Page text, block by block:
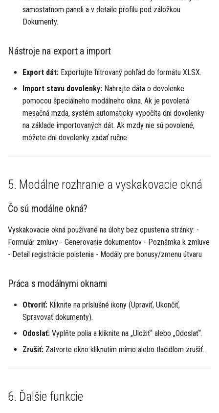
samostatnom paneli a v detaile profilu pod záložkou
Dokumenty.
Nástroje na export a import
Export dát: Exportujte filtrovaný pohľad do formátu XLSX.
Import stavu dovolenky: Nahrajte dáta o dovolenke
pomocou špeciálneho modálneho okna. Ak je povolená
mesačná mzda, systém automaticky vypočíta dni dovolenky
na základe importovaných dát. Ak mzdy nie sú povolené,
môžete dni dovolenky zadať ručne.
5. Modálne rozhranie a vyskakovacie okná
Čo sú modálne okná?
Vyskakovacie okná používané na úlohy bez opustenia stránky: -
Formulár zmluvy - Generovanie dokumentov - Poznámka k zmluve
- Detail registrácie poistenia - Modály pre bonusy/zmenu útvaru
Práca s modálnymi oknami
Otvoriť: Kliknite na príslušné ikony (Upraviť, Ukončiť,
Spravovať dokumenty).
Odoslať: Vyplňte polia a kliknite na „Uložiť“ alebo „Odoslať“.
Zrušiť: Zatvorte okno kliknutím mimo alebo tlačidlom zrušiť.
6. Ďalšie funkcie